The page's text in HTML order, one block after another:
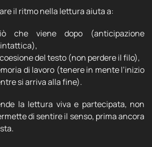
il ritmo nella lettura aiuta a:
che viene dopo (anticipazione
del testo (non perdere il filo),
di lavoro (tenere in mente l’inizio
si arriva alla fine).
la lettura viva e partecipata, non
di sentire il senso, prima ancora